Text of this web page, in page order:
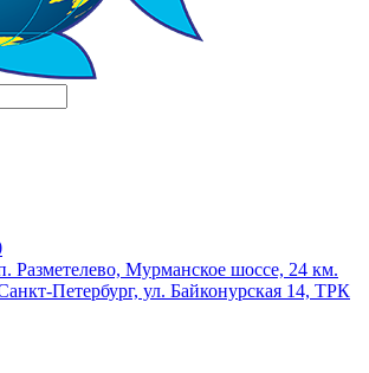
Разметелево, Мурманское шоссе, 24 км.
Петербург, ул. Байконурская 14, ТРК